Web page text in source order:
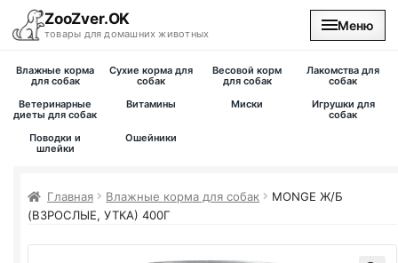
ZooZver.OK
товары для домашних животных
Меню
На главную
Вакансии
Влажные корма
для собак
Сухие корма для
собак
Весовой корм
для собак
Лакомства для
собак
Ветеринарные
диеты для собак
Витамины Миски
Игрушки для
собак
Поводки и
шлейки
Ошейники
Главная Влажные корма для собак
MONGE Ж/Б
(ВЗРОСЛЫЕ, УТКА) 400Г